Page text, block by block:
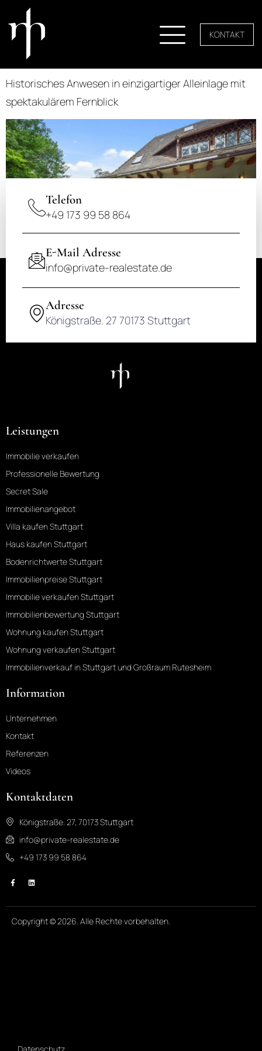
KONTAKT
Historisches Anwesen in einzigartiger Alleinlage mit
spektakulärem Fernblick
Telefon
+49 173 99 58 864
E-Mail Adresse
info@private-realestate.de
Adresse
Königstraße. 27 70173 Stuttgart
Leistungen
Immobilie verkaufen
Professionelle Bewertung
Secret Sale
Immobilienangebot
Villa kaufen Stuttgart
Haus kaufen Stuttgart
Bodenrichtwerte Stuttgart
Immobilienpreise Stuttgart
Immobilie verkaufen Stuttgart
Immobilienbewertung Stuttgart
Wohnung kaufen Stuttgart
Wohnung verkaufen Stuttgart
Immobilienverkauf in Stuttgart und Großraum Rutesheim
Information
Unternehmen
Kontakt
Referenzen
Videos
Kontaktdaten
Königstraße. 27, 70173 Stuttgart
info@private-realestate.de
+49 173 99 58 864
Copyright © 2026. Alle Rechte vorbehalten.